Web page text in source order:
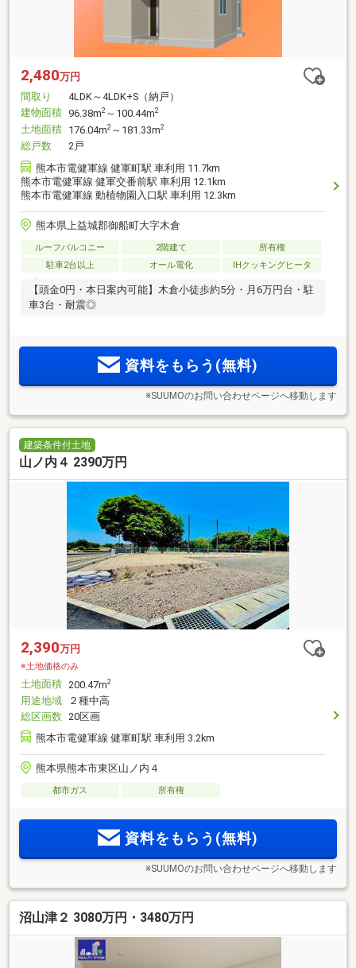
2,480万円
間取り
4LDK～4LDK+S（納戸）
建物面積 96.38m2 ～100.44m2
土地面積 176.04m2 ～181.33m2
総戸数
2戸
熊本市電健軍線 健軍町駅 車利用 11.7km
熊本市電健軍線 健軍交番前駅 車利用 12.1km
熊本市電健軍線 動植物園入口駅 車利用 12.3km
熊本県上益城郡御船町大字木倉
ルーフバルコニー 2階建て
所有権
駐車2台以上
オール電化 IHクッキングヒータ
【頭金0円・本日案内可能】木倉小徒歩約5分・月6万円台・駐
車3台・耐震◎
資料をもらう(無料)
※SUUMOのお問い合わせページへ移動します
建築条件付土地
山ノ内４ 2390万円
2,390万円
※土地価格のみ
土地面積 200.47m2
用途地域
２種中高
総区画数 20区画
熊本市電健軍線 健軍町駅 車利用 3.2km
熊本県熊本市東区山ノ内４
都市ガス 所有権
資料をもらう(無料)
※SUUMOのお問い合わせページへ移動します
沼山津２ 3080万円・3480万円